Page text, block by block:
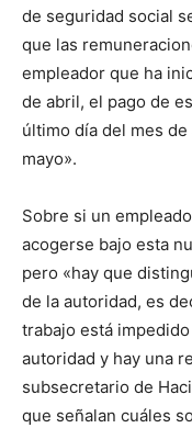
de seguridad social
que las
empleador que ha
de abril, el pago de
último día del mes
mayo».
Sobre si un
acogerse bajo esta
pero «hay que
de la autoridad, es
trabajo está
autoridad y hay una
subsecretario de
que señalan cuáles